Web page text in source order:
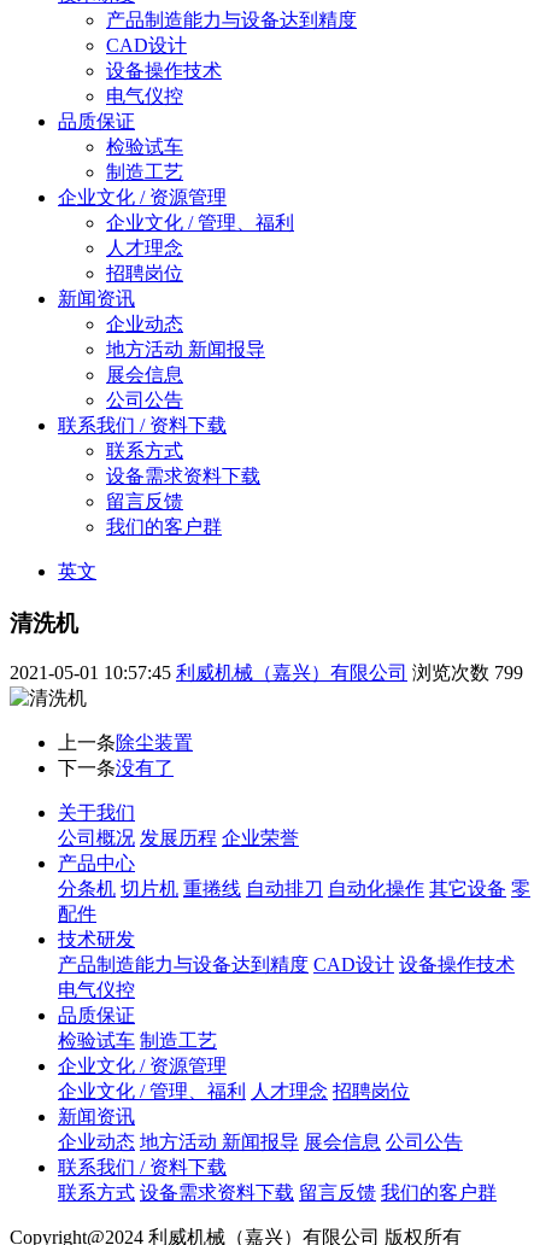
产品制造能力与设备达到精度
CAD设计
设备操作技术
电气仪控
品质保证
检验试车
制造工艺
企业文化 / 资源管理
企业文化 / 管理、福利
人才理念
招聘岗位
新闻资讯
企业动态
地方活动 新闻报导
展会信息
公司公告
联系我们 / 资料下载
联系方式
设备需求资料下载
留言反馈
我们的客户群
英文
清洗机
2021-05-01 10:57:45 利威机械（嘉兴）有限公司 浏览次数 799
上一条除尘装置
下一条没有了
关于我们
公司概况 发展历程 企业荣誉
产品中心
分条机 切片机 重捲线 自动排刀 自动化操作 其它设备 零
配件
技术研发
产品制造能力与设备达到精度 CAD设计 设备操作技术
电气仪控
品质保证
检验试车 制造工艺
企业文化 / 资源管理
企业文化 / 管理、福利
人才理念 招聘岗位
新闻资讯
企业动态 地方活动 新闻报导 展会信息 公司公告
联系我们 / 资料下载
联系方式 设备需求资料下载 留言反馈 我们的客户群
Copyright@2024 利威机械（嘉兴）有限公司 版权所有